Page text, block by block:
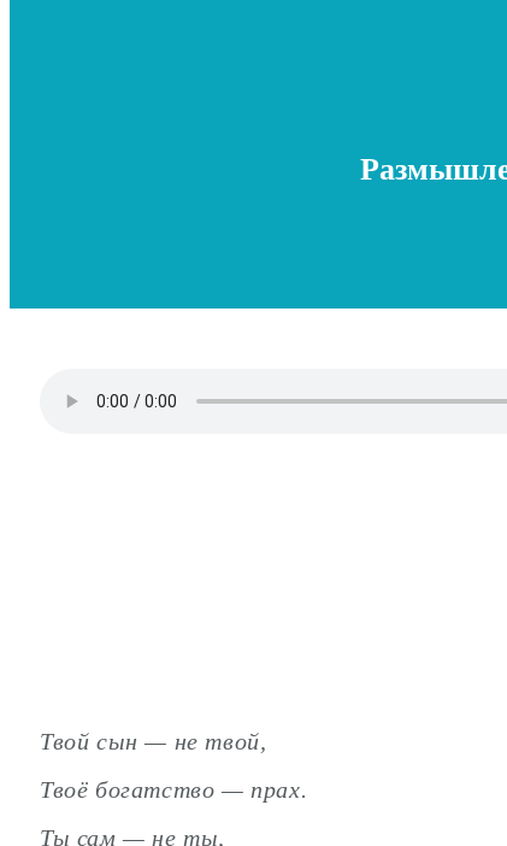
Твой сын — не твой,
Твоё богатство — прах.
Ты сам — не ты,